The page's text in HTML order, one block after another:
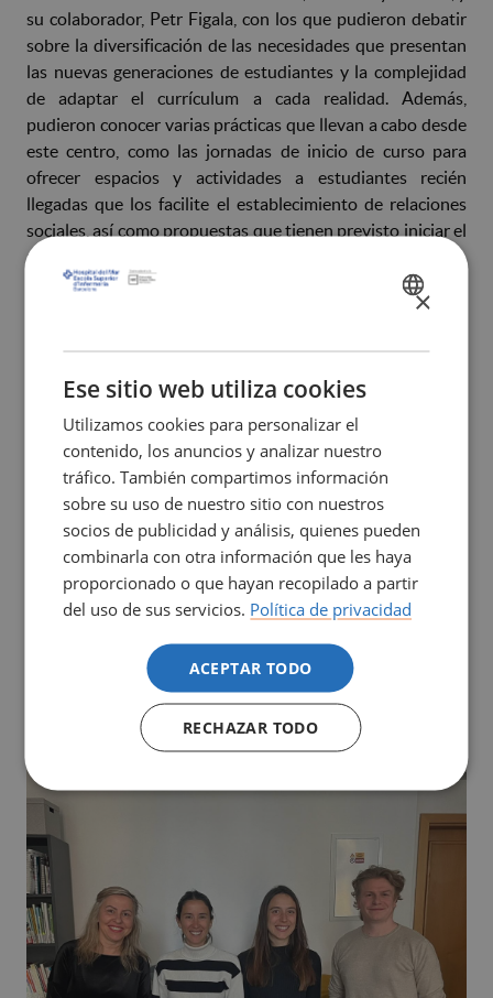
su colaborador, Petr Figala, con los que pudieron debatir
sobre la diversificación de las necesidades que presentan
las nuevas generaciones de estudiantes y la complejidad
de adaptar el currículum a cada realidad. Además,
pudieron conocer varias prácticas que llevan a cabo desde
este centro, como las jornadas de inicio de curso para
ofrecer espacios y actividades a estudiantes recién
llegadas que los facilite el establecimiento de relaciones
sociales, así como propuestas que tienen previsto iniciar el
próximo curso, como el programa de acompañamiento
o los grupos de seguimiento de estudiantes con
Trastorno del Espectro Autista. Por último, compartieron
un servicio pionero en el marco de la educación superior
europea.
Los aprendizajes adquiridos a lo largo de esta estancia han
permitido profundizar en la raíz de los retos que
enfrentamos como centro de educación superior en
enfermería, así como avanzar en la calidad y sostenibilidad
de los programas formativos y servicios que ofrecemos.
Por eso, desde la Escola Superior d'Infermeria Hospital del
Mar apostamos porque el personal docente e investigador,
así como el de administración y servicios, puedan
beneficiarse de experiencias de intercambio internacional
en su paso por la institución.
SPANISH
×
Ese sitio web utiliza cookies
Utilizamos cookies para personalizar el
contenido, los anuncios y analizar nuestro
tráfico. También compartimos información
sobre su uso de nuestro sitio con nuestros
socios de publicidad y análisis, quienes pueden
combinarla con otra información que les haya
proporcionado o que hayan recopilado a partir
del uso de sus servicios. Política de privacidad
ACEPTAR TODO
RECHAZAR TODO